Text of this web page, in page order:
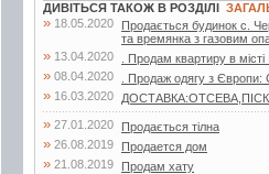
ДИВІТЬСЯ ТАКОЖ В РОЗДІЛІ
» 18.05.2020
Продається будинок с.
та времянка з газовим
» 13.04.2020 . Продам квартиру в
» 08.04.2020 . Продаж одягу з Європи:
» 16.03.2020
» 27.01.2020 Продається тілна
» 26.08.2019 Продается дом
» 21.08.2019 Продам хату